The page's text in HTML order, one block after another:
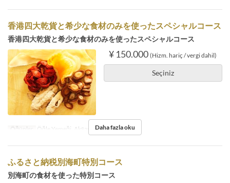
香港四大乾貨と希少な食材のみを使ったスペシャルコース
香港四大乾貨と希少な食材のみを使ったスペシャルコース
¥ 150.000 (Hizm. hariç / vergi dahil)
Seçiniz
Öğünler Öğle Yemeği, Akşam YemeğiDaha fazla oku
ふるさと納税別海町特別コース
別海町の食材を使った特別コース